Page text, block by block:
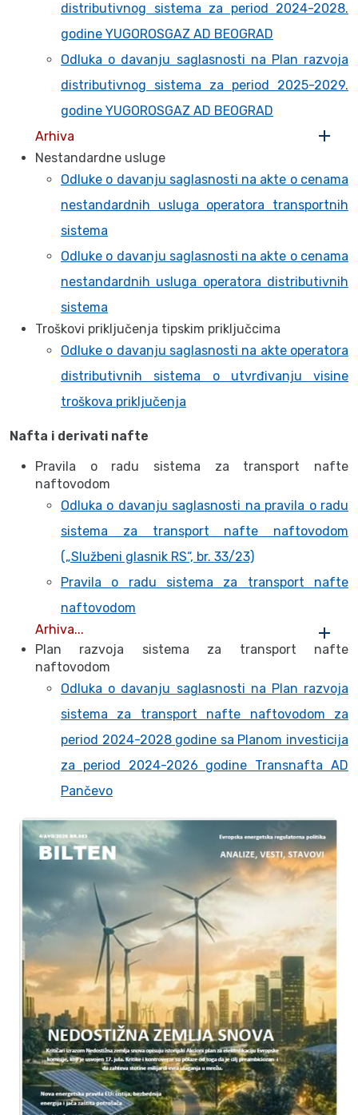
distributivnog sistema za period 2024-2028.
godine YUGOROSGAZ AD BEOGRAD
Odluka o davanju saglasnosti na Plan razvoja
distributivnog sistema za period 2025-2029.
godine YUGOROSGAZ AD BEOGRAD
Arhiva
Nestandardne usluge
Odluke o davanju saglasnosti na akte o cenama
nestandardnih usluga operatora transportnih
sistema
Odluke o davanju saglasnosti na akte o cenama
nestandardnih usluga operatora distributivnih
sistema
Troškovi priključenja tipskim priključcima
Odluke o davanju saglasnosti na akte operatora
distributivnih sistema o utvrđivanju visine
troškova priključenja
Nafta i derivati nafte
Pravila o radu sistema za transport nafte
naftovodom
Odluka o davanju saglasnosti na pravila o radu
sistema za transport nafte naftovodom
(„Službeni glasnik RS“, br. 33/23)
Pravila o radu sistema za transport nafte
naftovodom
Arhiva...
Plan razvoja sistema za transport nafte
naftovodom
Odluka o davanju saglasnosti na Plan razvoja
sistema za transport nafte naftovodom za
period 2024-2028 godine sa Planom investicija
za period 2024-2026 godine Transnafta AD
Pančevo